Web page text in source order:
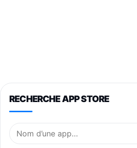
RECHERCHE APP STORE
Nom de l’application